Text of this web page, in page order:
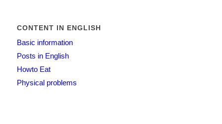
CONTENT IN ENGLISH
Basic information
Posts in English
Howto Eat
Physical problems